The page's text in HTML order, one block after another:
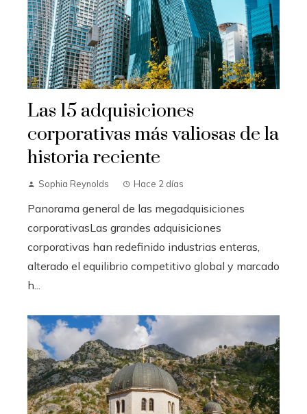
Las 15 adquisiciones
corporativas más valiosas de la
historia reciente
Sophia Reynolds Hace 2 días
Panorama general de las megadquisiciones
corporativasLas grandes adquisiciones
corporativas han redefinido industrias enteras,
alterado el equilibrio competitivo global y marcado
h...